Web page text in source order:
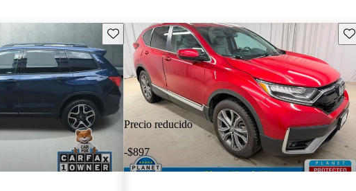
Guarda este Aviso
Precio reducido
-$897